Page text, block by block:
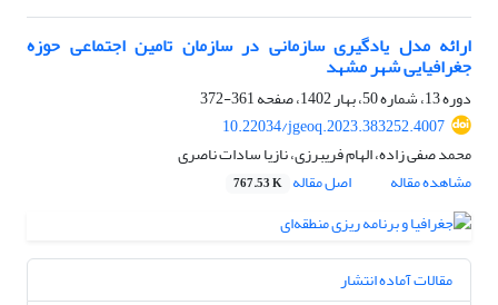
ارائه مدل یادگیری سازمانی در سازمان تامین اجتماعی حوزه
جغرافیایی شهر مشهد
دوره 13، شماره 50، بهار 1402، صفحه
361-372
10.22034/jgeoq.2023.383252.4007
محمد صفی زاده، الهام فریبرزی، نازیا سادات ناصری
مشاهده مقاله
اصل مقاله 767.53 K
مقالات آماده انتشار